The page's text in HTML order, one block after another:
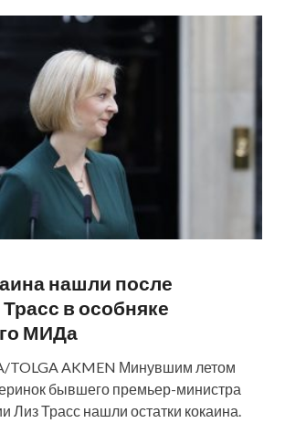
нашли после
в особняке
МИДа
TOLGA AKMEN Минувшим летом
бывшего премьер-министра
Лиз Трасс нашли остатки кокаина.